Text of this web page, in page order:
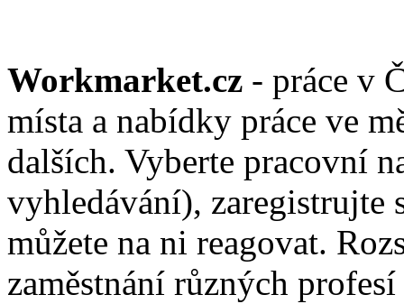
Workmarket.cz - práce v
místa a nabídky práce ve
dalších. Vyberte pracovní
vyhledávání), zaregistrujte
můžete na ni reagovat.
zaměstnání různých